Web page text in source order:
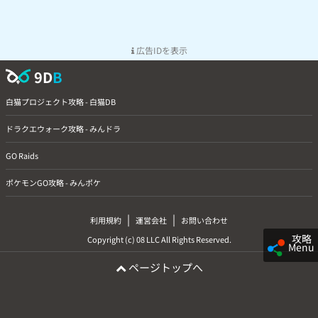
攻略
Menu
広告IDを表示
9DB
白猫プロジェクト攻略 - 白猫DB
ドラクエウォーク攻略 - みんドラ
GO Raids
ポケモンGO攻略 - みんポケ
利用規約 | 運営会社 |
お問い合わせ
Copyright (c) 08 LLC All Rights Reserved.
ページトップへ